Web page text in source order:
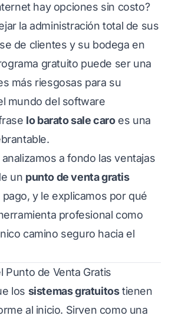
hay opciones sin costo?
la administración total de sus
de clientes y su bodega en
gratuito puede ser una
más riesgosas para su
mundo del software
lo barato sale caroes una
a fondo las ventajas
un punto de venta gratis
y le explicamos por qué
profesional como
camino seguro hacia el
Punto de Venta Gratis
los sistemas gratuitostienen
al inicio. Sirven como una